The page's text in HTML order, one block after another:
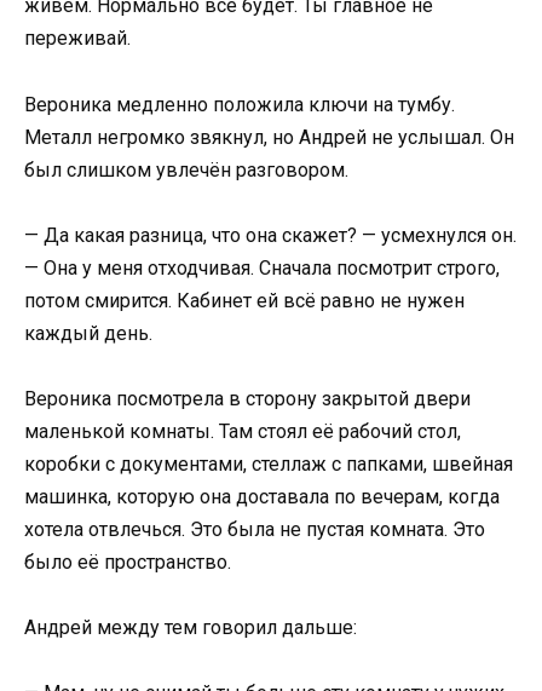
живём. Нормально всё будет. Ты главное не
переживай.
Вероника медленно положила ключи на тумбу.
Металл негромко звякнул, но Андрей не услышал. Он
был слишком увлечён разговором.
— Да какая разница, что она скажет? — усмехнулся он.
— Она у меня отходчивая. Сначала посмотрит строго,
потом смирится. Кабинет ей всё равно не нужен
каждый день.
Вероника посмотрела в сторону закрытой двери
маленькой комнаты. Там стоял её рабочий стол,
коробки с документами, стеллаж с папками, швейная
машинка, которую она доставала по вечерам, когда
хотела отвлечься. Это была не пустая комната. Это
было её пространство.
Андрей между тем говорил дальше: